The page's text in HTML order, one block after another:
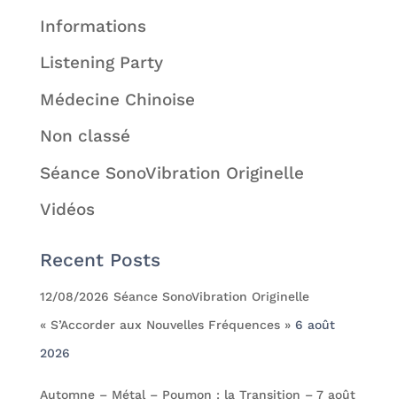
Informations
Listening Party
Médecine Chinoise
Non classé
Séance SonoVibration Originelle
Vidéos
Recent Posts
12/08/2026 Séance SonoVibration Originelle
« S’Accorder aux Nouvelles Fréquences » 6 août
2026
Automne – Métal – Poumon : la Transition – 7 août